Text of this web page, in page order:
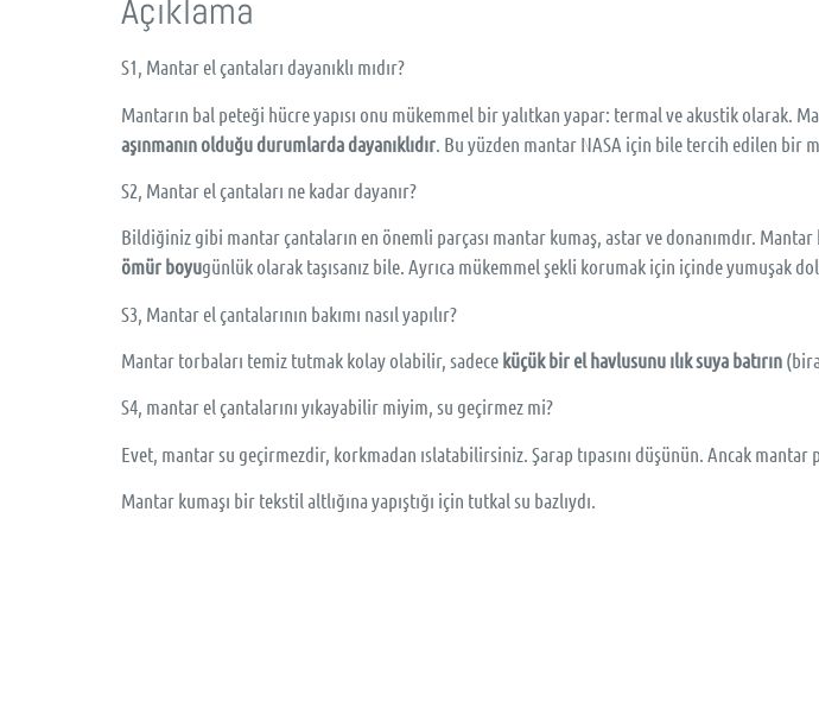
Açıklama
S1, Mantar el çantaları dayanıklı mıdır?
Mantarın bal peteği hücre yapısı onu mükemmel bir yalıtkan yapar: termal ve akustik olarak.
aşınmanın olduğu durumlarda dayanıklıdır . Bu yüzden mantar NASA için bile tercih edilen bir
S2, Mantar el çantaları ne kadar dayanır?
Bildiğiniz gibi mantar çantaların en önemli parçası mantar kumaş, astar ve donanımdır. Mantar
ömür boyugünlük olarak taşısanız bile. Ayrıca mükemmel şekli korumak için içinde yumuşak
S3, Mantar el çantalarının bakımı nasıl yapılır?
Mantar torbaları temiz tutmak kolay olabilir, sadece küçük bir el havlusunu ılık suya batırın
S4, mantar el çantalarını yıkayabilir miyim, su geçirmez mi?
Evet, mantar su geçirmezdir, korkmadan ıslatabilirsiniz. Şarap tıpasını düşünün. Ancak
Mantar kumaşı bir tekstil altlığına yapıştığı için tutkal su bazlıydı.